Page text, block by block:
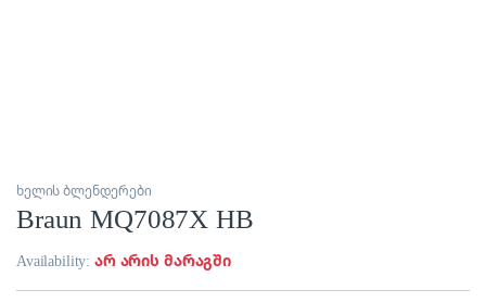
ხელის ბლენდერები
Braun MQ7087X HB
Availability:არ არის მარაგში